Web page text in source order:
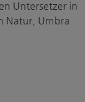
Untersetzer in
Natur, Umbra